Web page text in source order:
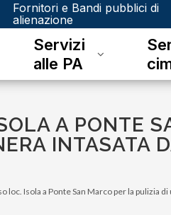
Fornitori e Bandi pubblici di
alienazione
Servizi
alle PA
A PONTE
INTASATA
loc. Isola a Ponte San Marco per la pulizia